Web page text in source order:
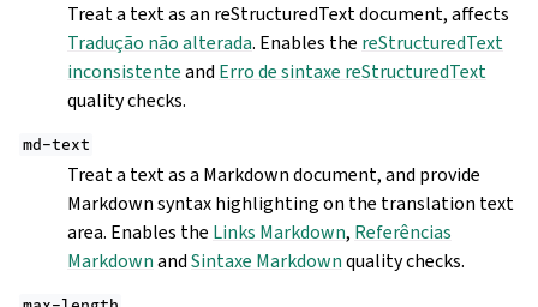
Treat a text as an reStructuredText document, affects
Tradução não alterada. Enables the reStructuredText
inconsistenteand Erro de sintaxe reStructuredText
quality checks.
md-text
Treat a text as a Markdown document, and provide
Markdown syntax highlighting on the translation text
area. Enables the Links Markdown, Referências
MarkdownandSintaxe Markdownquality checks.